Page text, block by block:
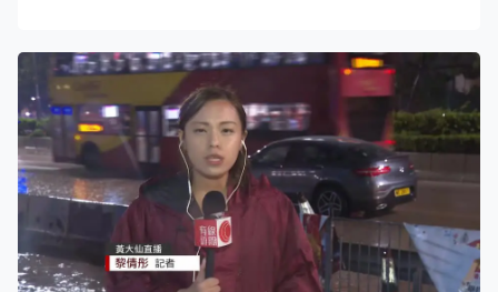
民仍要高度警覺，避免接近有山泥傾瀉風險等危險地方。
暴雨期間2人死亡，144人到公立醫院求診。 康文署轄下泳
灘明日暫停開放，需要清理極端天氣後的雜物，以及檢視
損毀情況，關閉直至另行通告。 九巴及龍運巴士大部分日
間路線已恢復有限度服務。截至晚上11時，11條路線因路
面情況仍然暫停，另有7條路線要改道。龍運除了A43P線
外，其餘日間路線已陸續恢復有限度服務。至於深宵及通
宵路線，除路線N118需要改道外，其他回復正常服務。
．政府：極端情況將於午夜12時結束 ．九巴：14條線受路